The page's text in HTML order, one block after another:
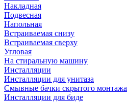
Накладная
Подвесная
Напольная
Встраиваемая снизу
Встраиваемая сверху
Угловая
На стиральную машину
Инсталляции
Инсталляции для унитаза
Смывные бачки скрытого монтажа
Инсталляции для биде